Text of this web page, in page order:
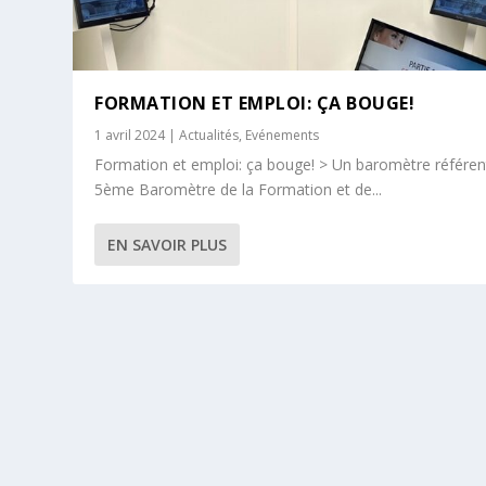
FORMATION ET EMPLOI: ÇA BOUGE!
1 avril 2024|Actualités, Evénements
Formation et emploi: ça bouge! > Un baromètre
5ème Baromètre de la Formation et de...
EN SAVOIR PLUS